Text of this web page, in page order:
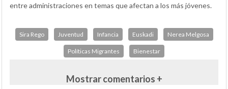
entre administraciones en temas que afectan a los más jóvenes.
Sira Rego Juventud Infancia Euskadi Nerea Melgosa
Políticas Migrantes Bienestar
Mostrar comentarios +